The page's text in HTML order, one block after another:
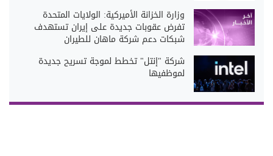
وزارة الخزانة الأميركية: الولايات المتحدة
تفرض عقوبات جديدة على إيران تستهدف
شبكات دعم شركة ماهان للطيران
شركة "إنتل" تخطط لموجة تسريح جديدة
لموظفيها